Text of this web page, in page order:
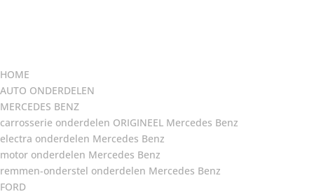
HOME
AUTO ONDERDELEN
MERCEDES BENZ
carrosserie onderdelen ORIGINEEL Mercedes Benz
electra onderdelen Mercedes Benz
motor onderdelen Mercedes Benz
remmen-onderstel onderdelen Mercedes Benz
FORD